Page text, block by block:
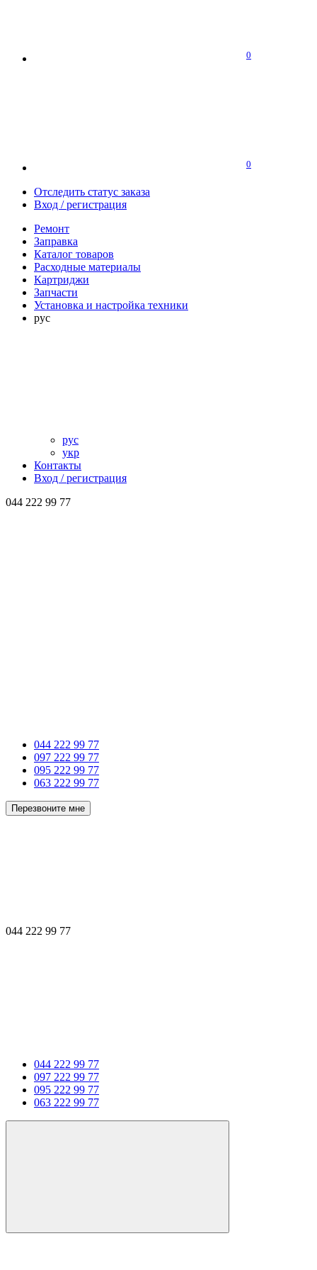
0
0
Отследить статус заказа
Вход / регистрация
Ремонт
Заправка
Каталог товаров
Расходные материалы
Картриджи
Запчасти
Установка и настройка техники
рус
рус
укр
Контакты
Вход / регистрация
044 222 99 77
044 222 99 77
097 222 99 77
095 222 99 77
063 222 99 77
Перезвоните мне
044 222 99 77
044 222 99 77
097 222 99 77
095 222 99 77
063 222 99 77